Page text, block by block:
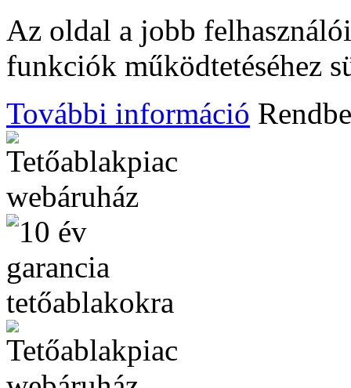
Az oldal a jobb
funkciók működtetéséhez
További információ